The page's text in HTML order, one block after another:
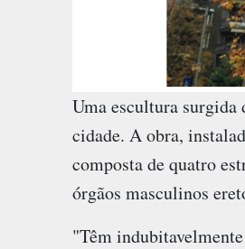
Uma escultura surgida
cidade. A obra,
composta de quatro
órgãos masculinos
"Têm